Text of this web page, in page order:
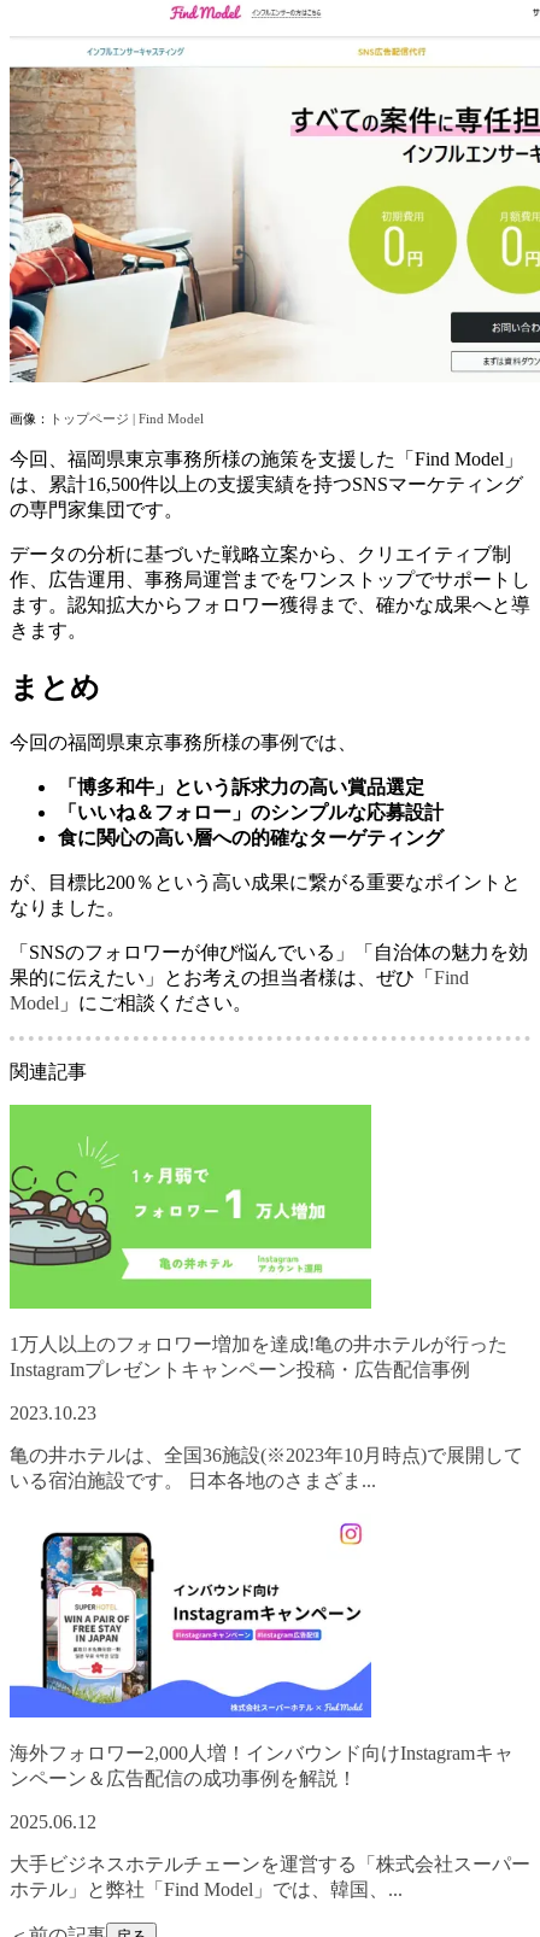
画像： トップページ | Find Model
今回、福岡県東京事務所様の施策を支援した「 Find Model 」
は、累計16,500件以上の支援実績を持つSNSマーケティング
の専門家集団です。
データの分析に基づいた戦略立案から、クリエイティブ制
作、広告運用、事務局運営までをワンストップでサポートし
ます。認知拡大からフォロワー獲得まで、確かな成果へと導
きます。
まとめ
今回の福岡県東京事務所様の事例では、
「博多和牛」という訴求力の高い賞品選定
「いいね＆フォロー」のシンプルな応募設計
食に関心の高い層への的確なターゲティング
が、目標比200％という高い成果に繋がる重要なポイントと
なりました。
「 SNSのフォロワーが伸び悩んでいる」「自治体の魅力を効
果的に伝えたい」とお考えの担当者様は、ぜひ「 Find
Model 」にご相談ください。
関連記事
1万人以上のフォロワー増加を達成!亀の井ホテルが行った
Instagramプレゼントキャンペーン投稿・広告配信事例
2023.10.23
亀の井ホテルは、全国36施設(※2023年10月時点)で展開して
いる宿泊施設です。 日本各地のさまざま ...
海外フォロワー2,000人増！インバウンド向けInstagramキャ
ンペーン＆広告配信の成功事例を解説！
2025.06.12
大手ビジネスホテルチェーンを運営する「株式会社スーパー
ホテル」と弊社「Find Model」では、韓国、 ...